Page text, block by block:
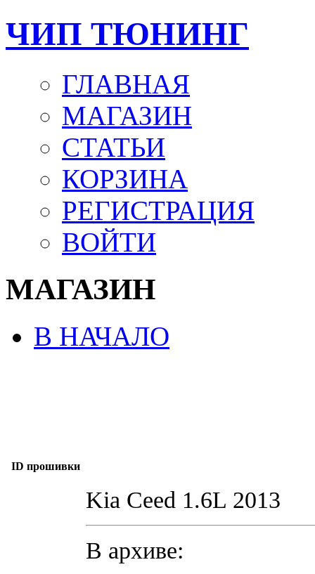
ЧИП ТЮНИНГ
ГЛАВНАЯ
МАГАЗИН
СТАТЬИ
КОРЗИНА
РЕГИСТРАЦИЯ
ВОЙТИ
МАГАЗИН
В НАЧАЛО
ID прошивки
Kia Ceed 1.6L 2013
В архиве: